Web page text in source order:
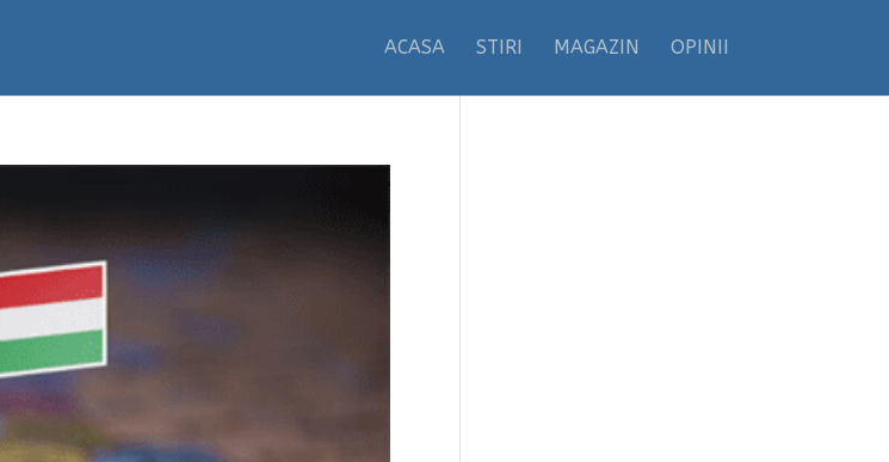
ACASA STIRI MAGAZIN OPINII